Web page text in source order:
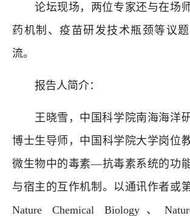
论坛现场，两位专家还与在场
药机制、疫苗研发技术瓶颈等议
流。
报告人简介：
王晓雪，中国科学院南海海洋
博士生导师，中国科学院大学岗位
微生物中的毒素—抗毒素系统的功
与宿主的互作机制。以通讯作者或
Nature Chemical Biology、